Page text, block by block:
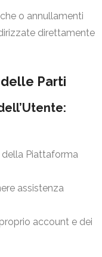
o annullamenti
direttamente
Parti
Piattaforma
assistenza
account e dei